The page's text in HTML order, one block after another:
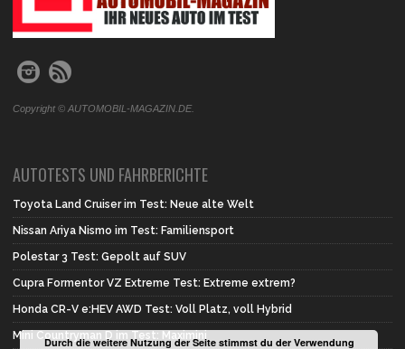
Copyright © AUTOMOBIL-MAGAZIN.DE.
AUTOTESTS UND FAHRBERICHTE
Toyota Land Cruiser im Test: Neue alte Welt
Nissan Ariya Nismo im Test: Familiensport
Polestar 3 Test: Gepolt auf SUV
Cupra Formentor VZ Extreme Test: Extreme extrem?
Honda CR-V e:HEV AWD Test: Voll Platz, voll Hybrid
Mini Countryman D im Test: Maximini
Durch die weitere Nutzung der Seite stimmst du der Verwendung